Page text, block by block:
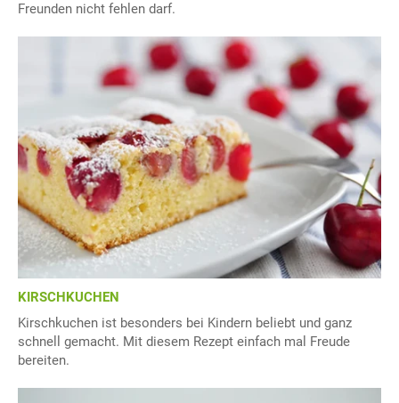
Freunden nicht fehlen darf.
KIRSCHKUCHEN
Kirschkuchen ist besonders bei Kindern beliebt und ganz
schnell gemacht. Mit diesem Rezept einfach mal Freude
bereiten.